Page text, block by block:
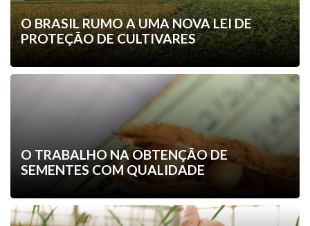
O BRASIL RUMO A UMA NOVA LEI DE
PROTEÇÃO DE CULTIVARES
O TRABALHO NA OBTENÇÃO DE
SEMENTES COM QUALIDADE